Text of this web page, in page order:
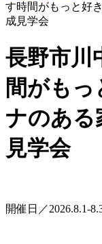
す時間がもっと好
成見学会
長野市川
間がも
ナのある
見学会
開催日／2026.8.1-